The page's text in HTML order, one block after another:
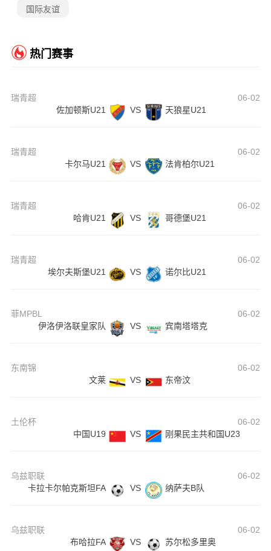
国际友谊
热门赛事
瑞青超
06-02
佐加顿斯U21
VS 天狼星U21
瑞青超
06-02
卡尔马U21
VS 法肯柏尔U21
瑞青超
06-02
哈肯U21
VS 哥德堡U21
瑞青超
06-02
埃尔夫斯堡U21
VS 诺尔比U21
菲MPBL
06-02
伊洛伊洛联皇家队
VS 宾南塔塔克
东南锦
06-02
文莱
VS 东帝汶
土伦杯
06-02
中国U19
VS 刚果民主共和国U23
乌兹职联
06-02
卡拉卡尔帕克斯坦FA
VS 纳萨夫B队
乌兹职联
06-02
布哈拉FA
VS 苏尔松多里奥